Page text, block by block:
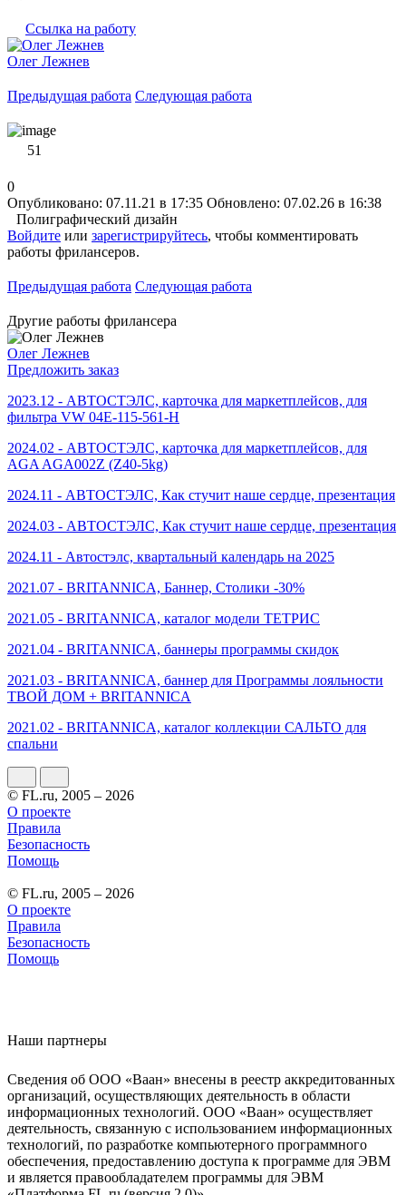
Ссылка на работу
Олег Лежнев
Предыдущая работа Следующая работа
51
0
Опубликовано: 07.11.21 в 17:35 Обновлено: 07.02.26 в 16:38
Полиграфический дизайн
Войдите или зарегистрируйтесь, чтобы комментировать
работы фрилансеров.
Предыдущая работа Следующая работа
Другие работы фрилансера
Олег Лежнев
Предложить заказ
2023.12 - АВТОСТЭЛС, карточка для маркетплейсов, для
фильтра VW 04E-115-561-H
2024.02 - АВТОСТЭЛС, карточка для маркетплейсов, для
AGA AGA002Z (Z40-5kg)
2024.11 - АВТОСТЭЛС, Как стучит наше сердце, презентация
2024.03 - АВТОСТЭЛС, Как стучит наше сердце, презентация
2024.11 - Автостэлс, квартальный календарь на 2025
2021.07 - BRITANNICA, Баннер, Столики -30%
2021.05 - BRITANNICA, каталог модели ТЕТРИС
2021.04 - BRITANNICA, баннеры программы скидок
2021.03 - BRITANNICA, баннер для Программы лояльности
ТВОЙ ДОМ + BRITANNICA
2021.02 - BRITANNICA, каталог коллекции САЛЬТО для
спальни
© FL.ru, 2005 – 2026
О проекте
Правила
Безопасность
Помощь
© FL.ru, 2005 – 2026
О проекте
Правила
Безопасность
Помощь
Наши партнеры
Сведения об ООО «Ваан» внесены в реестр аккредитованных
организаций, осуществляющих деятельность в области
информационных технологий. ООО «Ваан» осуществляет
деятельность, связанную с использованием информационных
технологий, по разработке компьютерного программного
обеспечения, предоставлению доступа к программе для ЭВМ
и является правообладателем программы для ЭВМ